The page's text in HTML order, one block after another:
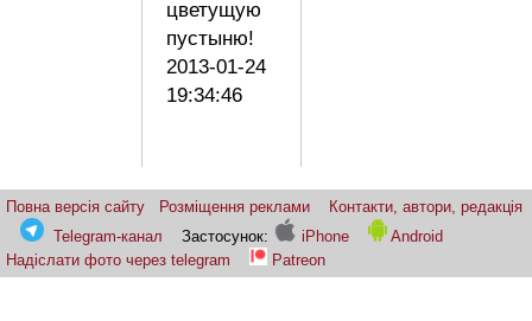
цветущую
пустыню!
2013-01-24
19:34:46
Повна версія сайту Розміщення реклами
Контакти, автори, редакція
Telegram-канал
Застосунок: iPhone
Android
Надіслати фото через telegram
Patreon